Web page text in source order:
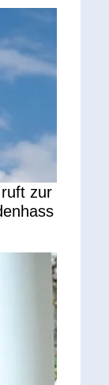
zur